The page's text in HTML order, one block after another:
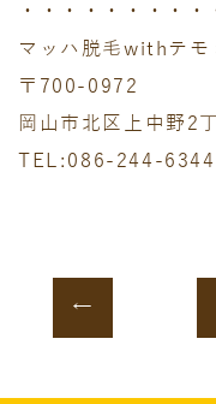
・・・・・・・・
マッハ脱毛withテモ
〒700-0972
岡山市北区上中野2
TEL:086-244-6344